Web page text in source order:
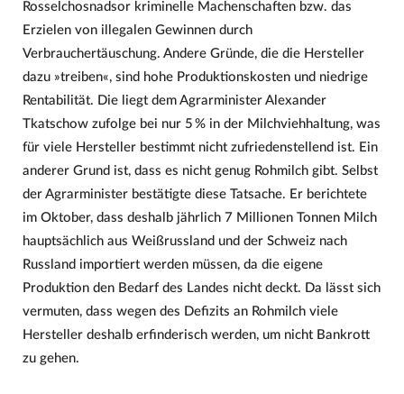
Rosselchosnadsor kriminelle Machenschaften bzw. das
Erzielen von illegalen Gewinnen durch
Verbrauchertäuschung. Andere Gründe, die die Hersteller
dazu »treiben«, sind hohe Produktionskosten und niedrige
Rentabilität. Die liegt dem Agrarminister Alexander
Tkatschow zufolge bei nur 5 % in der Milchviehhaltung, was
für viele Hersteller bestimmt nicht zufriedenstellend ist. Ein
anderer Grund ist, dass es nicht genug Rohmilch gibt. Selbst
der Agrarminister bestätigte diese Tatsache. Er berichtete
im Oktober, dass deshalb jährlich 7 Millionen Tonnen Milch
hauptsächlich aus Weißrussland und der Schweiz nach
Russland importiert werden müssen, da die eigene
Produktion den Bedarf des Landes nicht deckt. Da lässt sich
vermuten, dass wegen des Defizits an Rohmilch viele
Hersteller deshalb erfinderisch werden, um nicht Bankrott
zu gehen.